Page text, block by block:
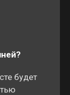
будет